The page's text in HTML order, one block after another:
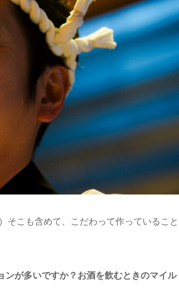
そこも含めて、こだわって作っていること
が多いですか？お酒を飲むときのマイル